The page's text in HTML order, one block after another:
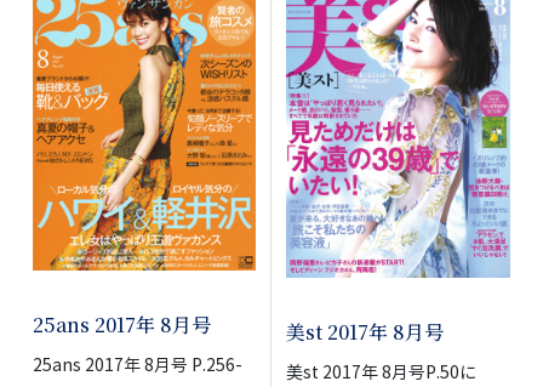
25ans 2017年 8月号
25ans 2017年 8月号 P.256-
美st 2017年 8月号
美st 2017年 8月号P.50に